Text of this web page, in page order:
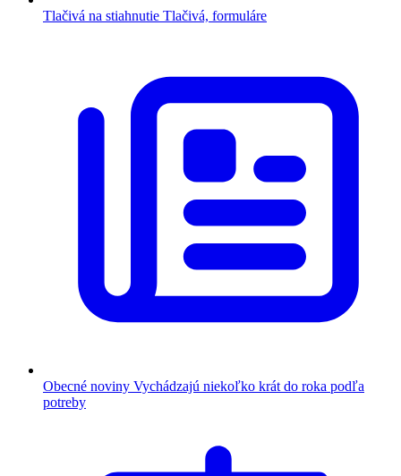
Tlačivá na stiahnutie Tlačivá, formuláre
Obecné noviny Vychádzajú niekoľko krát do roka podľa
potreby